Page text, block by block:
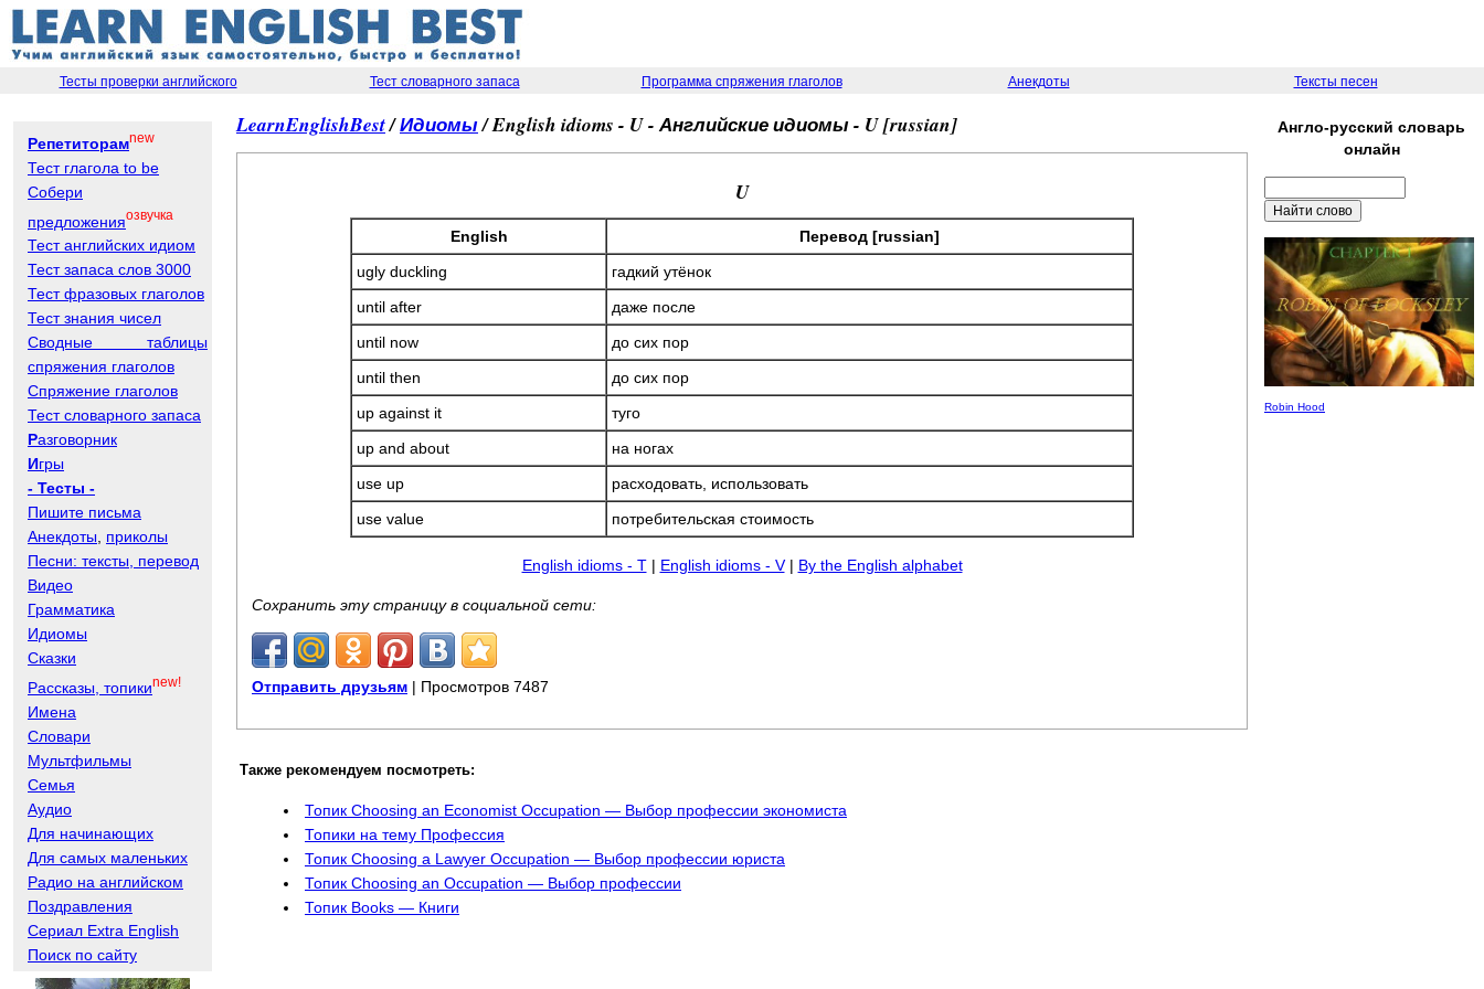
Тесты проверки английского Тест словарного запаса Программа спряжения глаголов Анекдоты Тексты песен
Репетиторамnew
Тест глагола to be
Собери
предложенияозвучка
Тест английских идиом
Тест запаса слов 3000
Тест фразовых глаголов
Тест знания чисел
Сводные таблицы
спряжения глаголов
Спряжение глаголов
Тест словарного запаса
Разговорник
Игры
- Тесты -
Пишите письма
Анекдоты, приколы
Песни: тексты, перевод
Видео
Грамматика
Идиомы
Сказки
Рассказы, топикиnew!
Имена
Словари
Мультфильмы
Семья
Аудио
Для начинающих
Для самых маленьких
Радио на английском
Поздравления
Сериал Extra English
Поиск по сайту
LearnEnglishBest/Идиомы/ English idioms - U - Английские идиомы - U [russian]
U
English
Перевод [russian]
ugly duckling
гадкий утёнок
until after
даже после
until now
до сих пор
until then
до сих пор
up against it
туго
up and about
на ногах
use up
расходовать, использовать
use value
потребительская стоимость
English idioms - T| English idioms - V| By the English alphabet
Сохранить эту страницу в социальной сети:
Отправить друзьям | Просмотров 7487
Также рекомендуем посмотреть:
Топик Choosing an Economist Occupation — Выбор профессии экономиста
Топики на тему Профессия
Топик Choosing a Lawyer Occupation — Выбор профессии юриста
Топик Choosing an Occupation — Выбор профессии
Топик Books — Книги
Англо-русский словарь
онлайн
Robin Hood